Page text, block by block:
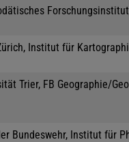
Institut für
Trier, FB Geographie/
Bundeswehr, Institut für